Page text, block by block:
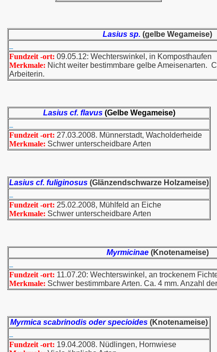
Lasius sp. (gelbe Wegameise)
Fundzeit -ort: 09.05.12: Wechterswinkel, in Komposthaufen
Merkmale: Nicht weiter bestimmbare gelbe Ameisenarten.
Arbeiterin.
Lasius cf. flavus (Gelbe Wegameise)
Fundzeit -ort: 27.03.2008. Münnerstadt, Wacholderheide
Merkmale: Schwer unterscheidbare Arten
Lasius cf. fuliginosus (Glänzendschwarze Holzameise)
Fundzeit -ort: 25.02.2008, Mühlfeld an Eiche
Merkmale: Schwer unterscheidbare Arten
Myrmicinae(Knotenameise)
Fundzeit -ort: 11.07.20: Wechterswinkel, an trockenem
Merkmale: Schwer bestimmbare Arten. Ca. 4 mm. Anzahl
Myrmica scabrinodis oder specioides (Knotenameise)
Fundzeit -ort: 19.04.2008. Nüdlingen, Hornwiese